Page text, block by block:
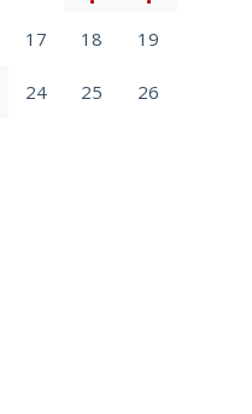
17 18 19
24 25 26